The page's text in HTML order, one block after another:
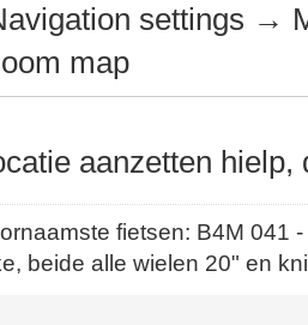
settings →
map
aanzetten hielp,
fietsen: B4M
beide alle wielen 20" en